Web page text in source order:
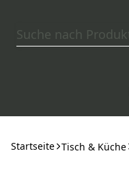
Startseite Tisch & Küche